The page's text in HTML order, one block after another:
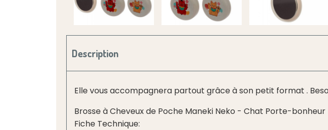
Description
Elle vous accompagnera partout grâce à son petit format .
Brosse à Cheveux de Poche Maneki Neko - Chat Porte-bonheur
Fiche Technique: